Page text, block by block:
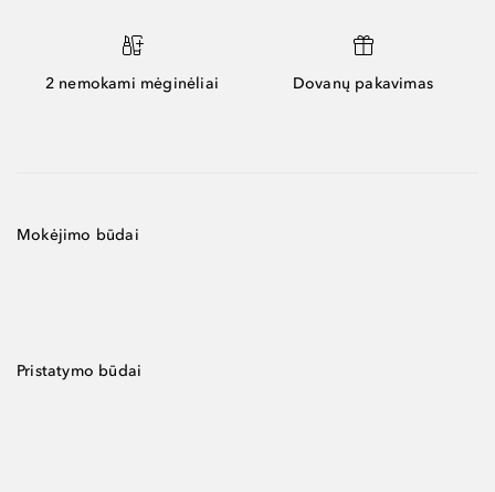
2 nemokami mėginėliai Dovanų pakavimas
Mokėjimo būdai
Pristatymo būdai